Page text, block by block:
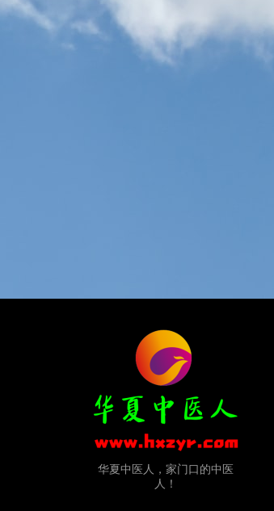
华夏中医人，家门口的中医
人！